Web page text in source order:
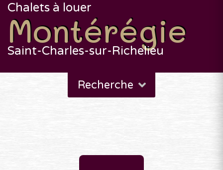
Chalets à louer
Montérégie
Saint-Charles-sur-Richelieu
Recherche